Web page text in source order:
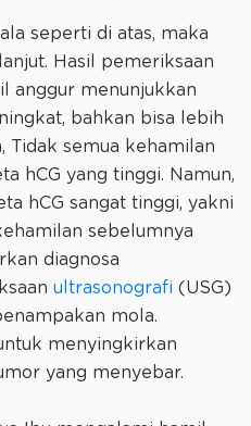
seperti di atas, maka
Hasil pemeriksaan
anggur menunjukkan
bahkan bisa lebih
Tidak semua kehamilan
hCG yang tinggi. Namun,
hCG sangat tinggi, yakni
sebelumnya
diagnosa
ultrasonografi (USG)
mola.
menyingkirkan
yang menyebar.